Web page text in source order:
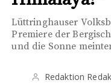
Lüttringhauser
Premiere der
und die Sonne
Redaktion